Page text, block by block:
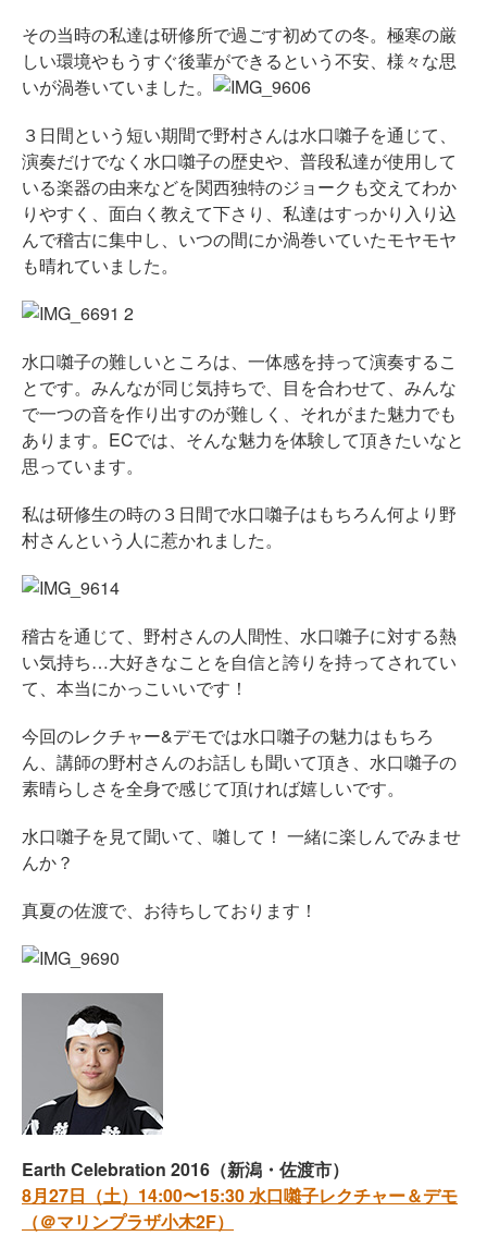
その当時の私達は研修所で過ごす初めての冬。極寒の厳
しい環境やもうすぐ後輩ができるという不安、様々な思
いが渦巻いていました。
３日間という短い期間で野村さんは水口囃子を通じて、
演奏だけでなく水口囃子の歴史や、普段私達が使用して
いる楽器の由来などを関西独特のジョークも交えてわか
りやすく、面白く教えて下さり、私達はすっかり入り込
んで稽古に集中し、いつの間にか渦巻いていたモヤモヤ
も晴れていました。
水口囃子の難しいところは、一体感を持って演奏するこ
とです。みんなが同じ気持ちで、目を合わせて、みんな
で一つの音を作り出すのが難しく、それがまた魅力でも
あります。ECでは、そんな魅力を体験して頂きたいなと
思っています。
私は研修生の時の３日間で水口囃子はもちろん何より野
村さんという人に惹かれました。
稽古を通じて、野村さんの人間性、水口囃子に対する熱
い気持ち…大好きなことを自信と誇りを持ってされてい
て、本当にかっこいいです！
今回のレクチャー&デモでは水口囃子の魅力はもちろ
ん、講師の野村さんのお話しも聞いて頂き、水口囃子の
素晴らしさを全身で感じて頂ければ嬉しいです。
水口囃子を見て聞いて、囃して！ 一緒に楽しんでみませ
んか？
真夏の佐渡で、お待ちしております！
Earth Celebration 2016（新潟・佐渡市）
8月27日（土）14:00〜15:30 水口囃子レクチャー＆デモ
（＠マリンプラザ小木2F）